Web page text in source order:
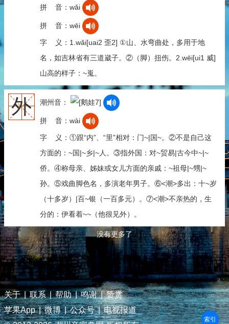
拼 音：wǎi
拼 音：wēi
字 义：1.wǎi[uai2 歪2] ①山、水弯曲处，多用于地
名，如吉林省有三道崴子。②（脚）扭伤。2.wēi[ui1 威]
山高的样子：~嵬。
外 潮州音：
拼 音：wài
字 义：①跟“内”、“里”相对：门~|国~。②不是自己这
方面的：~国|~乡|~人。③指外国：对~贸易|古今中~|~
侨。④称母亲、姊妹或女儿方面的亲戚：~祖母|~甥|~
孙。⑤戏曲脚色名，多演老年男子。⑥<潮>多出：十~岁
（十多岁）|百~银（一百多元）。⑦<潮>不亲热的，生
分的：伊看着~~（他很见外）。
没有更多了
关于 | 联系 | 帮助 | 鸣谢 | 赞赏
苹果App | 微博 | 公众号 | 电视报道
部首
笔划
拼音
潮拼